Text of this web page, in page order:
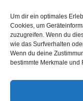
Um dir ein optimales
Cookies, um
zuzugreifen. Wenn du
wie das Surfverhalten
Wenn du deine
bestimmte Merkmale
Telefon:
Telefax:
Mail: